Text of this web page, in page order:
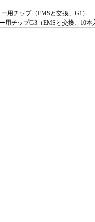
用チップ（EMSと交換、G1）
用チップG3（EMSと交換、10本